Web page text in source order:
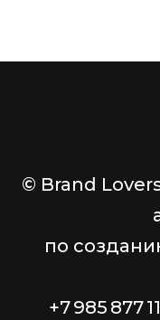
© Brand
по
+7 985 877